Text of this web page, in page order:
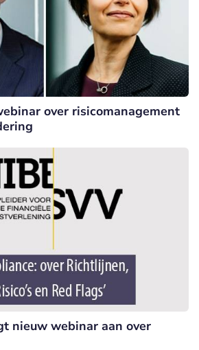
over risicomanagement
nieuw webinar aan over